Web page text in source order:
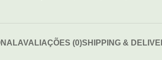
AVALIAÇÕES (0)SHIPPING &